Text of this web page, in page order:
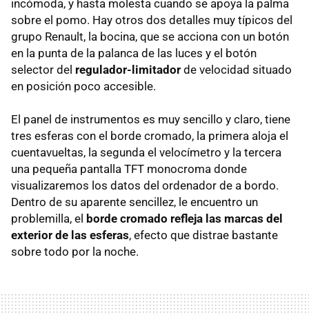
incómoda, y hasta molesta cuando se apoya la palma
sobre el pomo. Hay otros dos detalles muy típicos del
grupo Renault, la bocina, que se acciona con un botón
en la punta de la palanca de las luces y el botón
selector del regulador-limitador de velocidad situado
en posición poco accesible.
El panel de instrumentos es muy sencillo y claro, tiene
tres esferas con el borde cromado, la primera aloja el
cuentavueltas, la segunda el velocímetro y la tercera
una pequeña pantalla TFT monocroma donde
visualizaremos los datos del ordenador de a bordo.
Dentro de su aparente sencillez, le encuentro un
problemilla, el borde cromado refleja las marcas del
exterior de las esferas, efecto que distrae bastante
sobre todo por la noche.